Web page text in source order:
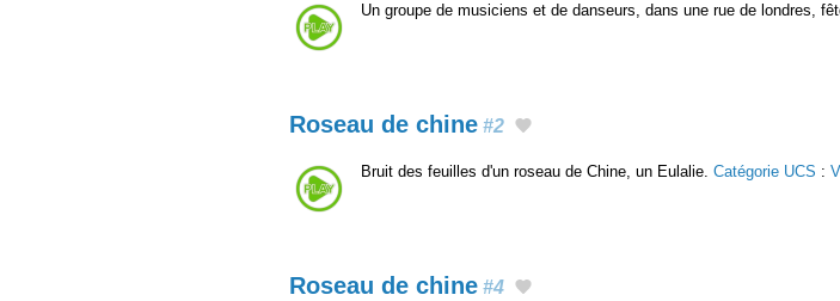
Un groupe de musiciens et de danseurs, dans une rue de londres,
Roseau de chine #2
Bruit des feuilles d'un roseau de Chine, un Eulalie. Catégorie UCS :
Roseau de chine #4